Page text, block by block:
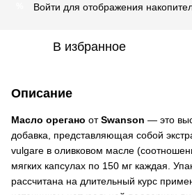
Войти для отображения
В избранное
Описание
Масло орегано отSwanson — это
добавка, представляющая собой
vulgare в оливковом масле
мягких капсулах по 150 мг каждая.
рассчитана на длительный курс